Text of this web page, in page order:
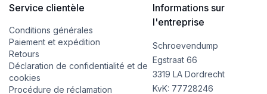
l
-
m
a
i
l
l
Service clientèle
Conditions générales
Paiement et expédition
Retours
Déclaration de confidentialité et de
cookies
Procédure de réclamation
Informations sur
l'entreprise
Schroevendump
Egstraat 66
3319 LA Dordrecht
KvK: 77728246